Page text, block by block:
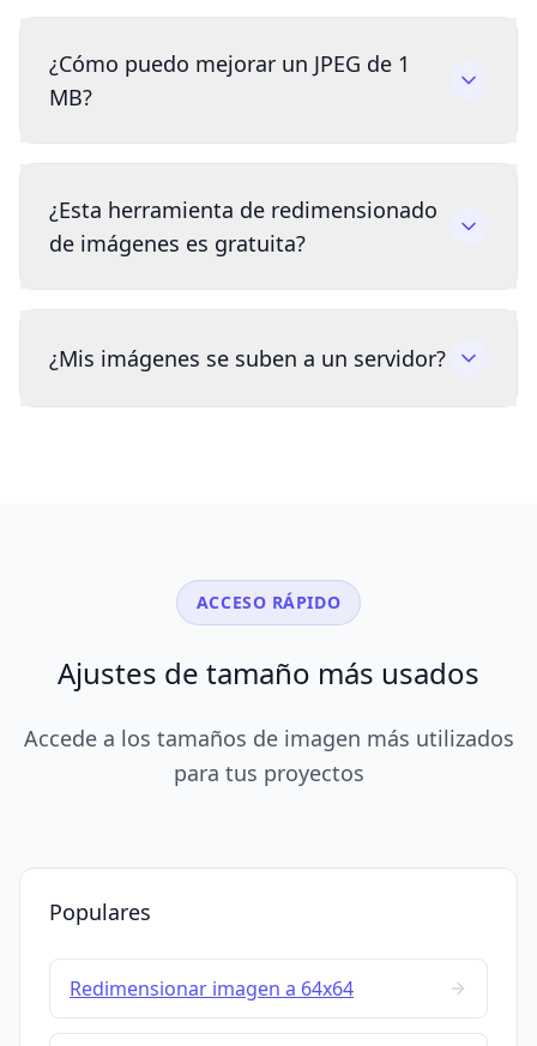
¿Cómo puedo mejorar un JPEG de 1
MB?
¿Esta herramienta de redimensionado
de imágenes es gratuita?
¿Mis imágenes se suben a un servidor?
ACCESO RÁPIDO
Ajustes de tamaño más usados
Accede a los tamaños de imagen más utilizados
para tus proyectos
Populares
Redimensionar imagen a 64x64